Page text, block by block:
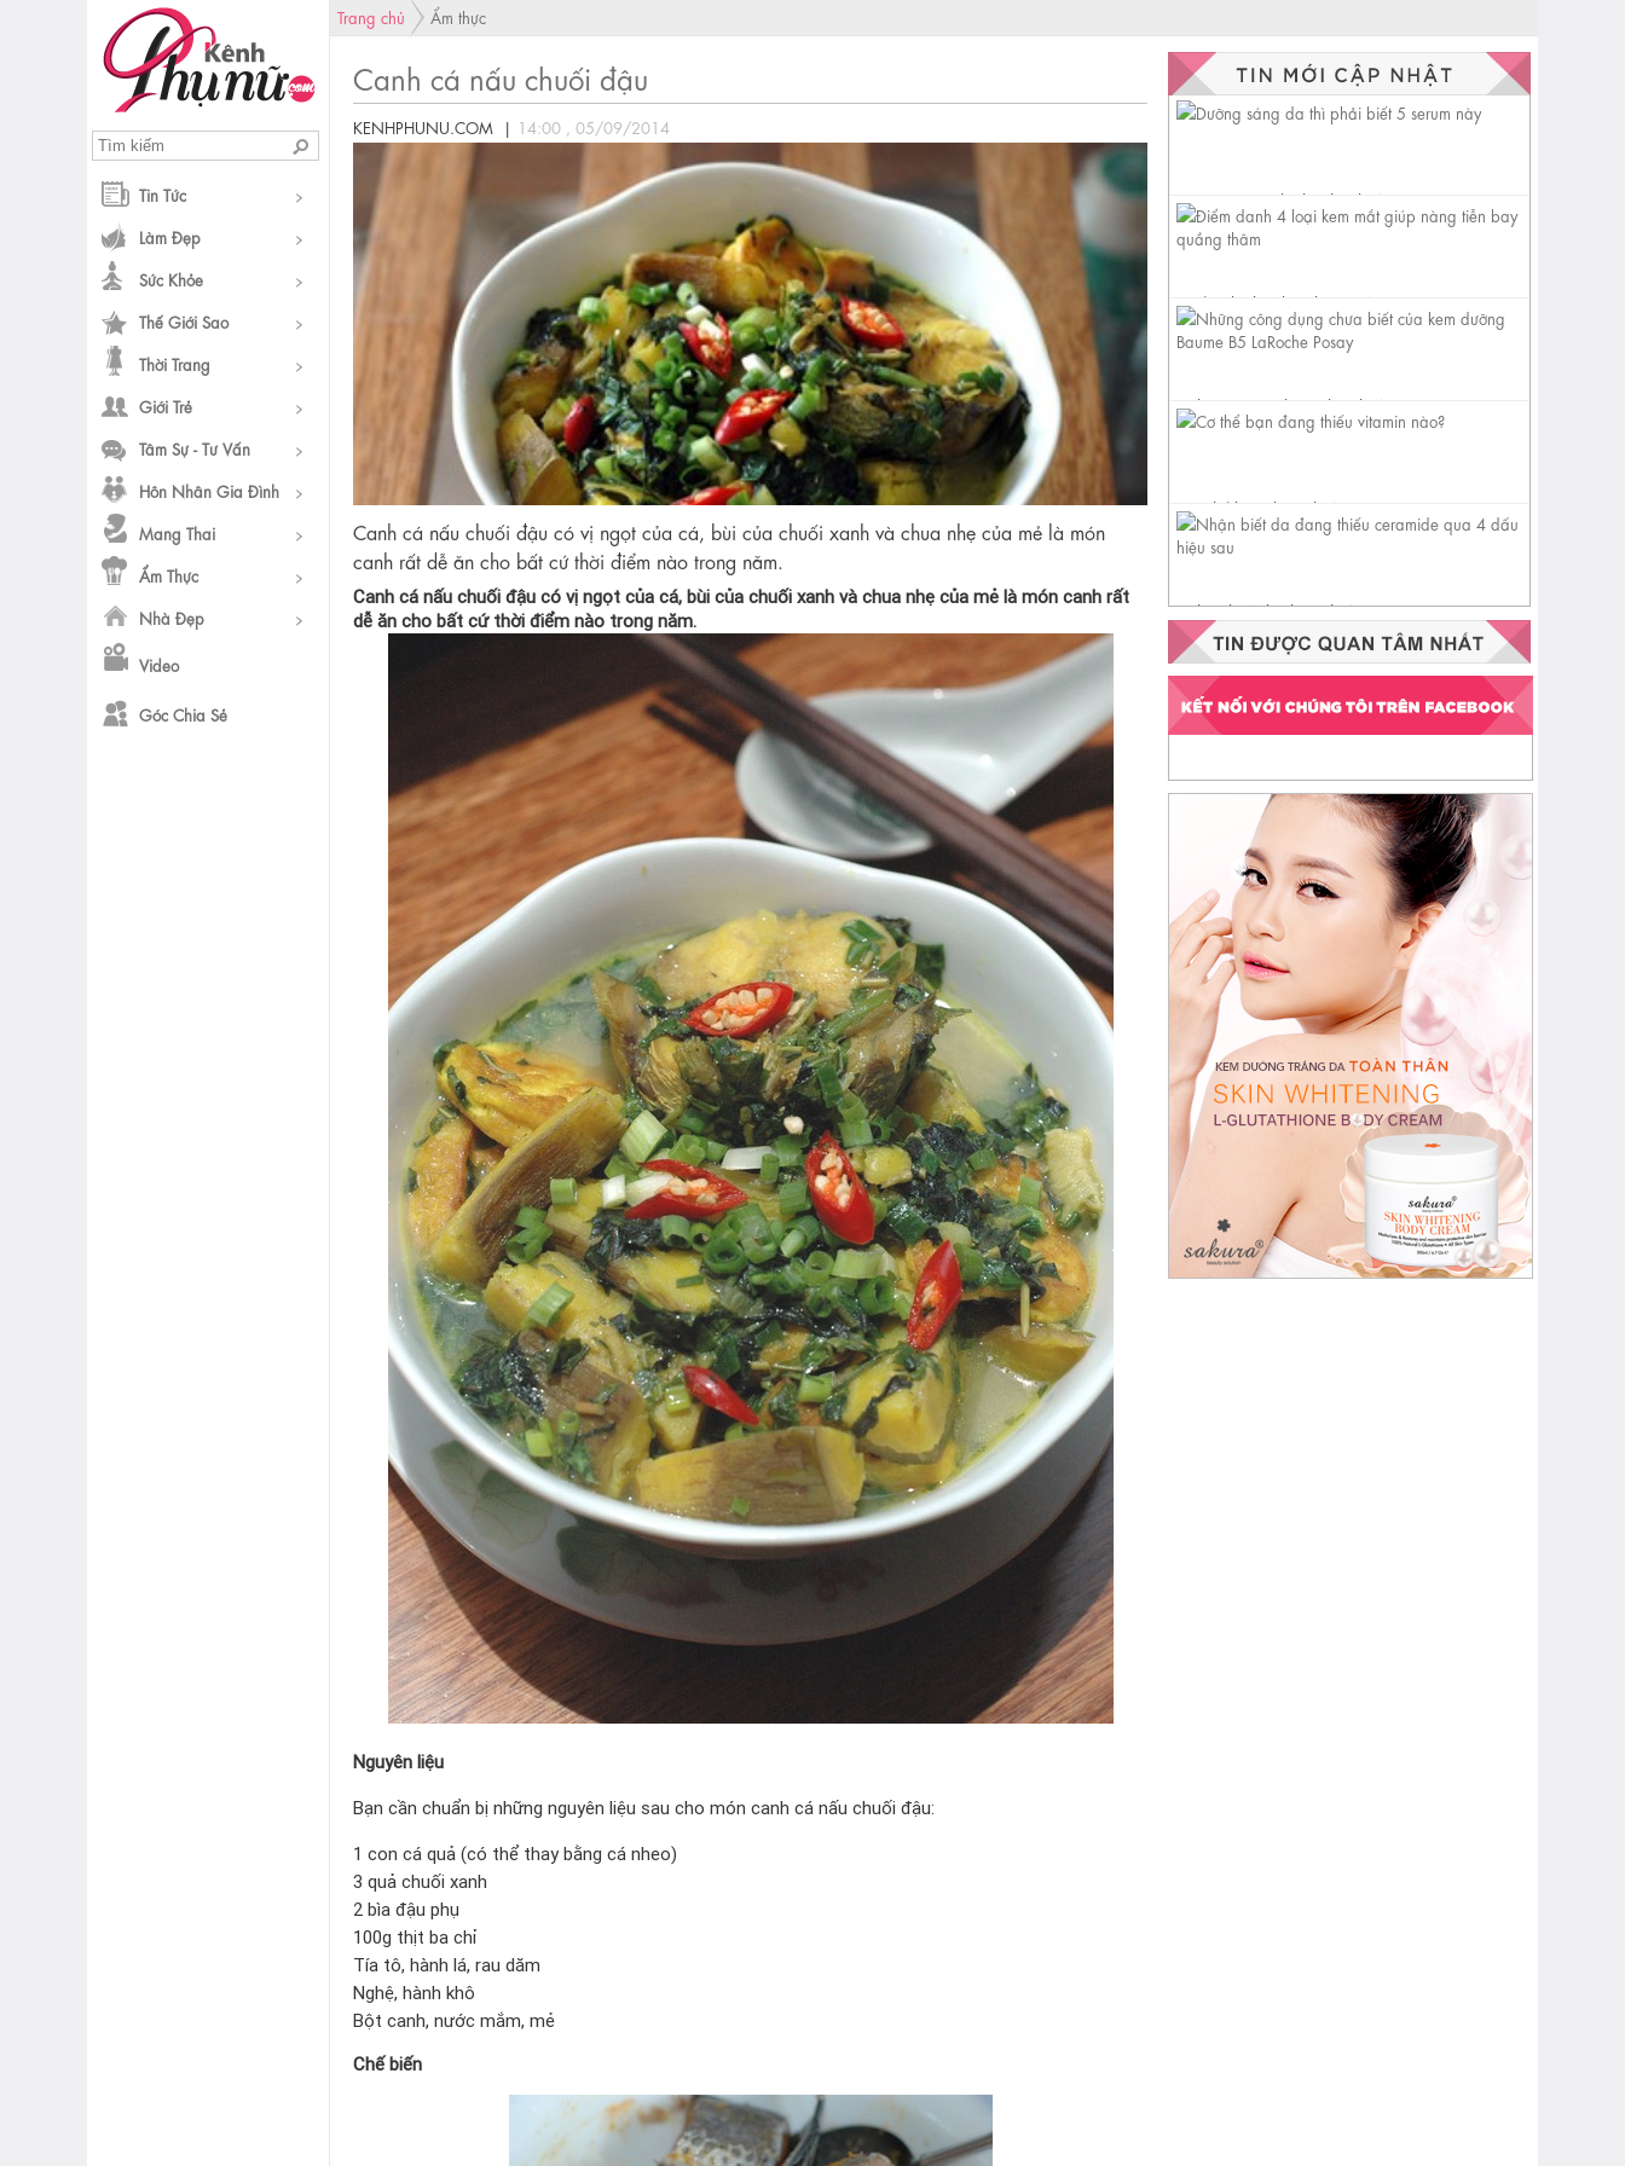
Tin Tức
Làm Đẹp
Sức Khỏe
Thế Giới Sao
Thời Trang
Giới Trẻ
Tâm Sự - Tư Vấn
Hôn Nhân Gia Đình
Mang Thai
Ẩm Thực
Nhà Đẹp
Video
Góc Chia Sẻ
Trang chủ Ẩm thực
Canh cá nấu chuối đậu
KENHPHUNU.COM | 14:00 , 05/09/2014
Canh cá nấu chuối đậu có vị ngọt của cá, bùi của chuối xanh và chua nhẹ của mẻ là món
canh rất dễ ăn cho bất cứ thời điểm nào trong năm.
Canh cá nấu chuối đậu có vị ngọt của cá, bùi của chuối xanh và chua nhẹ của mẻ là món canh rất
dễ ăn cho bất cứ thời điểm nào trong năm.
Nguyên liệu
Bạn cần chuẩn bị những nguyên liệu sau cho món canh cá nấu chuối đậu:
1 con cá quả (có thể thay bằng cá nheo)
3 quả chuối xanh
2 bìa đậu phụ
100g thịt ba chỉ
Tía tô, hành lá, rau dăm
Nghệ, hành khô
Bột canh, nước mắm, mẻ
Chế biến
Dưỡng sáng da thì phải biết 5
serum này
Điểm danh 4 loại kem mắt
giúp nàng tiễn bay quầng
thâm
Những công dụng chưa biết
của kem dưỡng Baume B5
Cơ thể bạn đang thiếu vitamin
nào?
Nhận biết da đang thiếu
ceramide qua 4 dấu hiệu sau